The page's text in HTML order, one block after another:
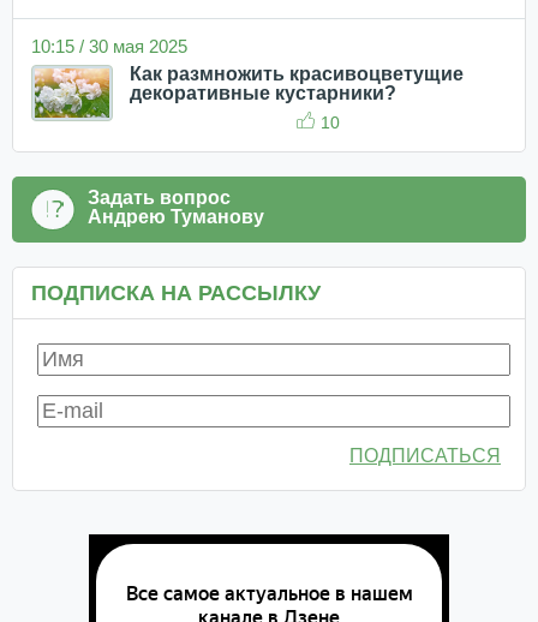
10:15 / 30 мая 2025
Как размножить красивоцветущие
декоративные кустарники?
10
Задать вопрос
Андрею Туманову
ПОДПИСКА НА РАССЫЛКУ
ПОДПИСАТЬСЯ